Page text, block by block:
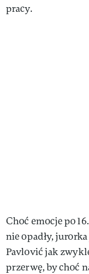
pracy.
Choć emocje po
nie opadły,
Pavlović jak
przerwę, by choć